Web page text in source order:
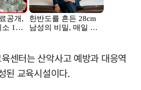
센터는 산악사고 예방과 대응역
된 교육시설이다.